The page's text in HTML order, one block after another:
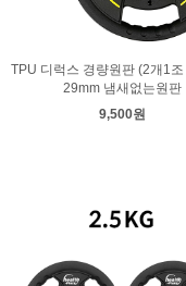
TPU 디럭스 경량원판 (2개1조
29mm 냄새없는원판
9,500원